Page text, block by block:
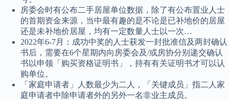
房委会时有公布二手居屋单位数据，除了有公布置业人士
的首期资金来源，当中最有趣的是不论是已补地价的居屋
还是未补地价居屋，均有一定数量人士以一次…
2022年6-7月：成功中奖的人士获发一封批准信及两封确认
书后，需要在6个星期内向房委会及/或房协分别递交确认
书以申领「购买资格证明书」，持有有关证明书才可以认
购单位。
「家庭申请者」人数最少为二人，「关键成员」指二人家
庭申请者中除申请者外的另外一名非业主成员。